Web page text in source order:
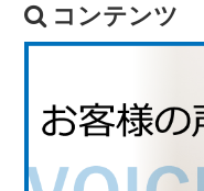
コンテンツ